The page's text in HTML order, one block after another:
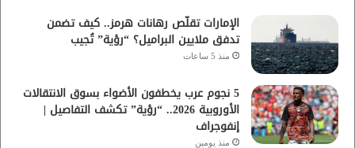
الإمارات تقلّص رهانات هرمز.. كيف تضمن
تدفق ملايين البراميل؟ “رؤية” تُجيب
منذ 5 ساعات
5 نجوم عرب يخطفون الأضواء بسوق الانتقالات
الأوروبية 2026.. “رؤية” تكشف التفاصيل |
إنفوجراف
منذ يومين